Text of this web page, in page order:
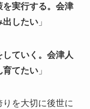
実行する。会津
出したい」
ていく。会津人
育てたい」
を大切に後世に